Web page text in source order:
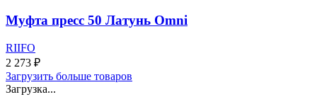
Муфта пресс 50 Латунь Omni
RIIFO
2 273 ₽
Загрузить больше товаров
Загрузка...